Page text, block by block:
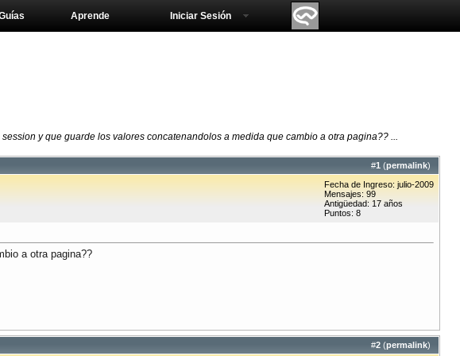
Aprende Iniciar Sesión
y que guarde los valores concatenandolos a medida que cambio a otra pagina?? ...
#1 (permalink)
Fecha de Ingreso: julio-2009
Mensajes: 99
Antigüedad: 17 años
Puntos: 8
a otra pagina??
#2 (permalink)